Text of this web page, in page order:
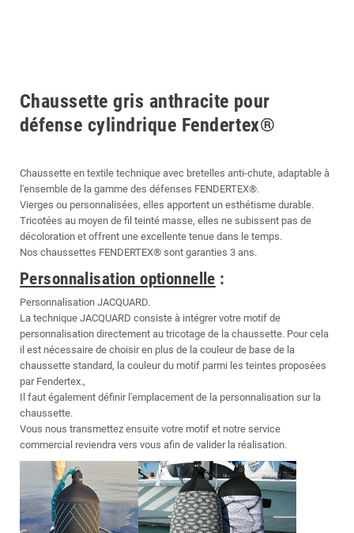
Chaussette gris anthracite pour
défense cylindrique Fendertex®
Chaussette en textile technique avec bretelles anti-chute, adaptable à
l'ensemble de la gamme des défenses FENDERTEX®.
Vierges ou personnalisées, elles apportent un esthétisme durable.
Tricotées au moyen de fil teinté masse, elles ne subissent pas de
décoloration et offrent une excellente tenue dans le temps.
Nos chaussettes FENDERTEX® sont garanties 3 ans.
Personnalisation optionnelle :
Personnalisation JACQUARD.
La technique JACQUARD consiste à intégrer votre motif de
personnalisation directement au tricotage de la chaussette. Pour cela
il est nécessaire de choisir en plus de la couleur de base de la
chaussette standard, la couleur du motif parmi les teintes proposées
par Fendertex.,
Il faut également définir l'emplacement de la personnalisation sur la
chaussette.
Vous nous transmettez ensuite votre motif et notre service
commercial reviendra vers vous afin de valider la réalisation.